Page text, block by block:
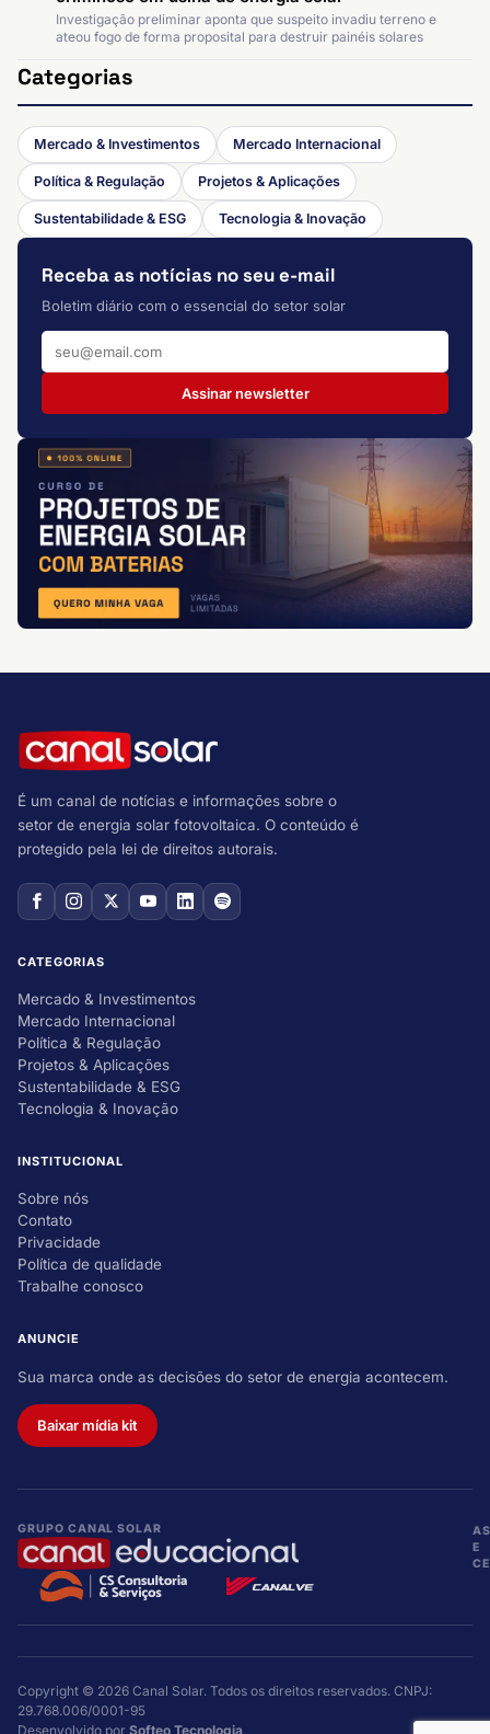
Investigação preliminar aponta que suspeito invadiu terreno e
ateou fogo de forma proposital para destruir painéis solares
Categorias
Mercado & Investimentos Mercado Internacional
Política & Regulação Projetos & Aplicações
Sustentabilidade & ESG Tecnologia & Inovação
Receba as notícias no seu e-mail
Boletim diário com o essencial do setor solar
Assinar newsletter
É um canal de notícias e informações sobre o
setor de energia solar fotovoltaica. O conteúdo é
protegido pela lei de direitos autorais.
CATEGORIAS
Mercado & Investimentos
Mercado Internacional
Política & Regulação
Projetos & Aplicações
Sustentabilidade & ESG
Tecnologia & Inovação
INSTITUCIONAL
Sobre nós
Contato
Privacidade
Política de qualidade
Trabalhe conosco
ANUNCIE
Sua marca onde as decisões do setor de energia acontecem.
Baixar mídia kit
GRUPO CANAL SOLAR
E
Copyright © 2026 Canal Solar. Todos os direitos reservados. CNPJ:
29.768.006/0001-95
Desenvolvido por Softeo Tecnologia